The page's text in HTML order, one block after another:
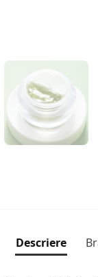
Descriere